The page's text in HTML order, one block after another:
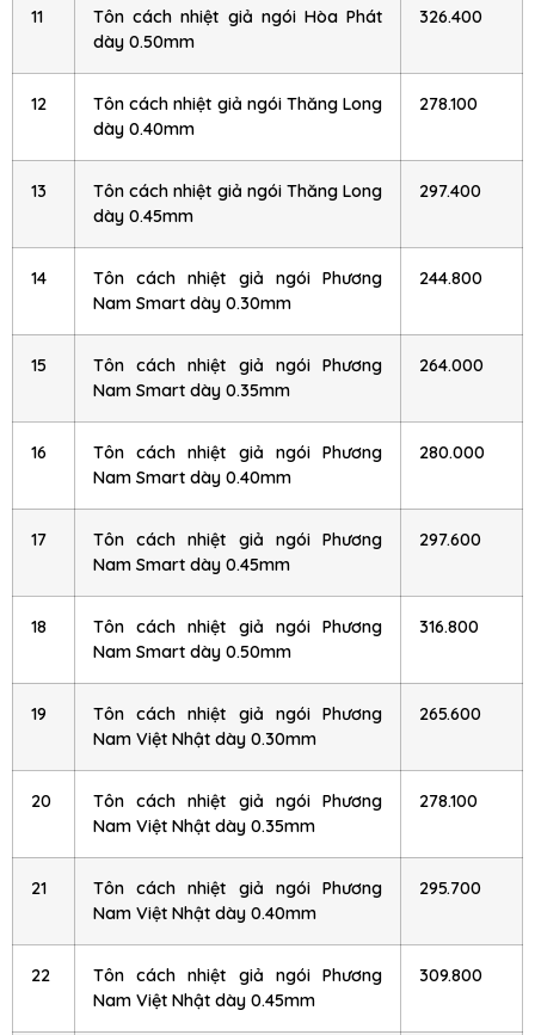
11
Tôn cách nhiệt giả ngói Hòa Phát
dày 0.50mm
326.400
12
Tôn cách nhiệt giả ngói Thăng Long
dày 0.40mm
278.100
13
Tôn cách nhiệt giả ngói Thăng Long
dày 0.45mm
297.400
14
Tôn cách nhiệt giả ngói Phương
Nam Smart dày 0.30mm
244.800
15
Tôn cách nhiệt giả ngói Phương
Nam Smart dày 0.35mm
264.000
16
Tôn cách nhiệt giả ngói Phương
Nam Smart dày 0.40mm
280.000
17
Tôn cách nhiệt giả ngói Phương
Nam Smart dày 0.45mm
297.600
18
Tôn cách nhiệt giả ngói Phương
Nam Smart dày 0.50mm
316.800
19
Tôn cách nhiệt giả ngói Phương
Nam Việt Nhật dày 0.30mm
265.600
20
Tôn cách nhiệt giả ngói Phương
Nam Việt Nhật dày 0.35mm
278.100
21
Tôn cách nhiệt giả ngói Phương
Nam Việt Nhật dày 0.40mm
295.700
22
Tôn cách nhiệt giả ngói Phương
Nam Việt Nhật dày 0.45mm
309.800